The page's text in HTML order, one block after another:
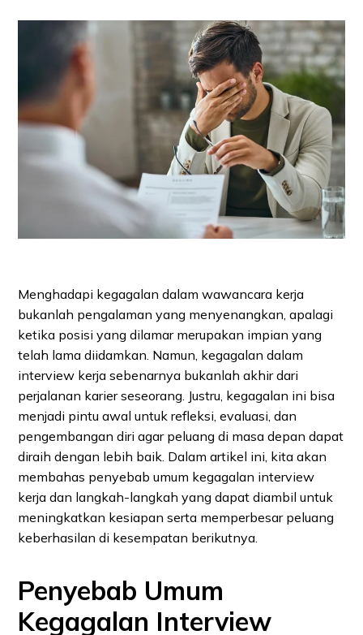
Menghadapi kegagalan dalam wawancara kerja
bukanlah pengalaman yang menyenangkan, apalagi
ketika posisi yang dilamar merupakan impian yang
telah lama diidamkan. Namun, kegagalan dalam
interview kerja sebenarnya bukanlah akhir dari
perjalanan karier seseorang. Justru, kegagalan ini bisa
menjadi pintu awal untuk refleksi, evaluasi, dan
pengembangan diri agar peluang di masa depan dapat
diraih dengan lebih baik. Dalam artikel ini, kita akan
membahas penyebab umum kegagalan interview
kerja dan langkah-langkah yang dapat diambil untuk
meningkatkan kesiapan serta memperbesar peluang
keberhasilan di kesempatan berikutnya.
Penyebab Umum
Kegagalan Interview